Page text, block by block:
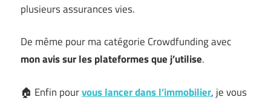
plusieurs assurances vies.
De même pour ma catégorie Crowdfunding avec
mon avis sur les plateformes que j’utilise.
🏠 Enfin pourvous lancer dans l’immobilier, je vous